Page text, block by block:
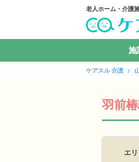
老人ホーム・介護
施
ケアスル 介護
羽前
エ